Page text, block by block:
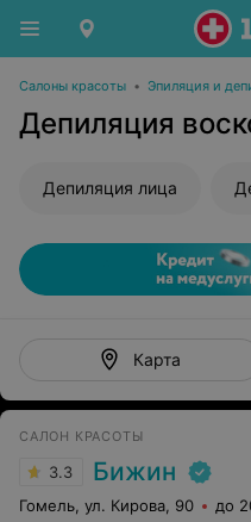
Салоны красоты • Эпиляция и
Депиляция
Депиляция лица
Карта
САЛОН КРАСОТЫ
3.3 Бижин
Гомель, ул. Кирова, 90 до